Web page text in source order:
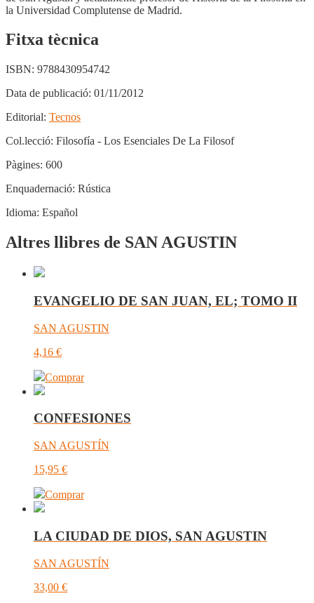
la Universidad Complutense de Madrid.
Fitxa tècnica
ISBN: 9788430954742
Data de publicació: 01/11/2012
Editorial: Tecnos
Col.lecció: Filosofía - Los Esenciales De La Filosof
Pàgines: 600
Enquadernació: Rústica
Idioma: Español
Altres llibres de SAN AGUSTIN
EVANGELIO DE SAN JUAN, EL; TOMO II
SAN AGUSTIN
4,16 €
Comprar
CONFESIONES
SAN AGUSTÍN
15,95 €
Comprar
LA CIUDAD DE DIOS, SAN AGUSTIN
SAN AGUSTÍN
33,00 €